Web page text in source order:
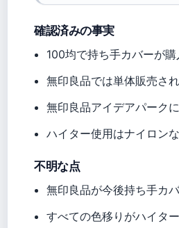
確認済みの事実
100均で持ち手カバーが
無印良品では単体販売さ
無印良品アイデアパーク
ハイター使用はナイロン
不明な点
無印良品が今後持ち手カ
すべての色移りがハイタ